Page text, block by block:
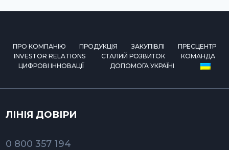
ПРО КОМПАНІЮ ПРОДУКЦІЯ ЗАКУПІВЛІ
ПРЕСЦЕНТР
INVESTOR RELATIONS
СТАЛИЙ РОЗВИТОК
КОМАНДА
ЦИФРОВІ ІННОВАЦІЇ
ДОПОМОГА УКРАЇНІ
ЛІНІЯ ДОВІРИ
0 800 357 194